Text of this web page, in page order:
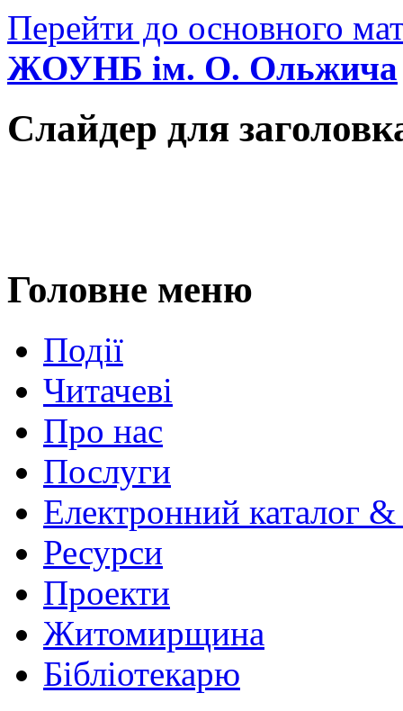
Перейти до основного
ЖОУНБ ім. О. Ольжича
Слайдер для
Головне меню
Події
Читачеві
Про нас
Послуги
Електронний каталог
Ресурси
Проекти
Житомирщина
Бібліотекарю